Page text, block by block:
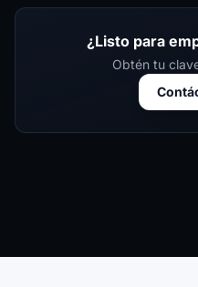
¿Listo para
Obtén tu